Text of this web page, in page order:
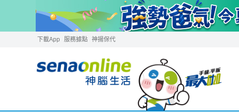
下載App 服務據點 神揚保代